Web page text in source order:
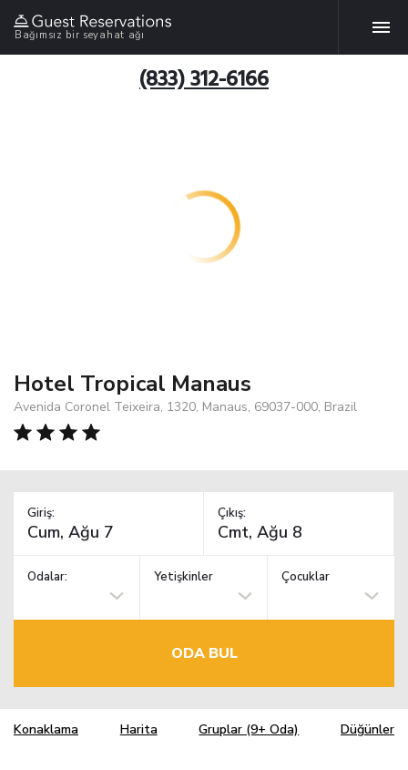
Bağımsız bir seyahat ağı
(833) 312-6166
Hotel Tropical Manaus
Avenida Coronel Teixeira, 1320, Manaus, 69037-000, Brazil
Giriş: Çıkış:
Odalar: Yetişkinler Çocuklar
ODA BUL
Konaklama Harita Gruplar (9+ Oda) Düğünler